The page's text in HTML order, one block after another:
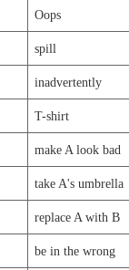
Oops
spill
inadvertently
T-shirt
make A look bad
take A's umbrella
replace A with B
be in the wrong